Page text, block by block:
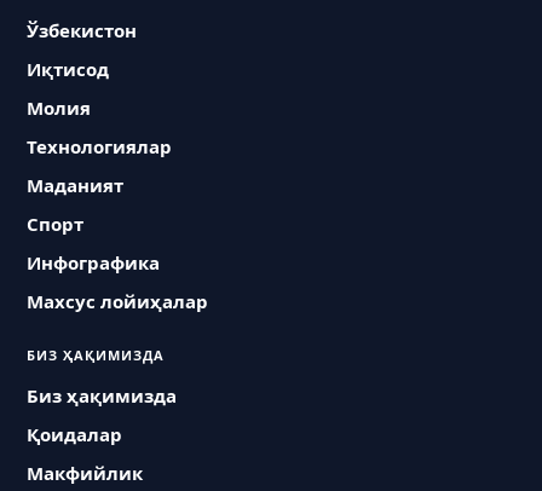
Ўзбекистон
Иқтисод
Молия
Технологиялар
Маданият
Спорт
Инфографика
Махсус лойиҳалар
БИЗ ҲАҚИМИЗДА
Биз ҳақимизда
Қоидалар
Макфийлик